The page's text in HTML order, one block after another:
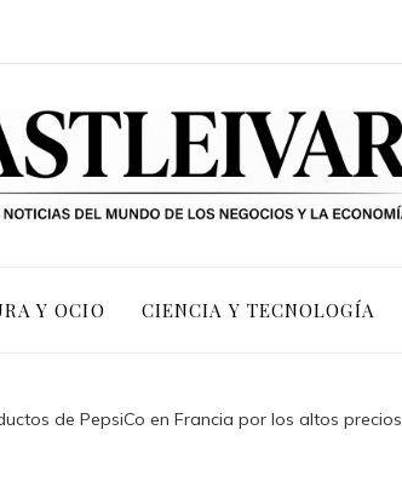
Y OCIO CIENCIA Y TECNOLOGÍA
de PepsiCo en Francia por los altos precios